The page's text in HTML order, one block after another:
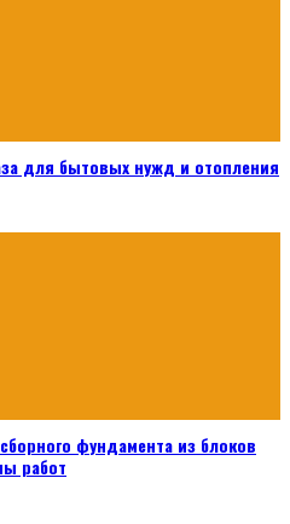
для бытовых нужд и отопления
фундамента из блоков
работ